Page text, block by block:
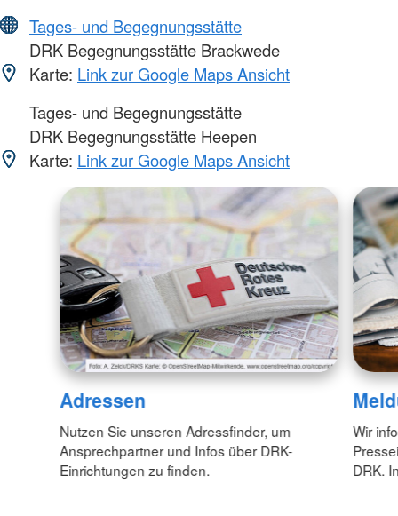
Tages- und Begegnungsstätte
DRK Begegnungsstätte Brackwede
Karte: Link zur Google Maps Ansicht
Tages- und Begegnungsstätte
DRK Begegnungsstätte Heepen
Karte: Link zur Google Maps Ansicht
Adressen
Nutzen Sie unseren Adressfinder, um
Ansprechpartner und Infos über DRK-
Einrichtungen zu finden.
Wir
DRK.